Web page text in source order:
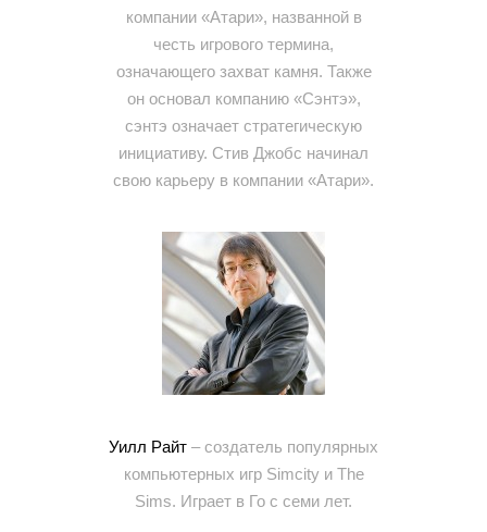
компании «Атари», названной в
честь игрового термина,
означающего захват камня. Также
он основал компанию «Сэнтэ»,
сэнтэ означает стратегическую
инициативу. Стив Джобс начинал
свою карьеру в компании «Атари».
Уилл Райт – создатель популярных
компьютерных игр Simcity и The
Sims. Играет в Го с семи лет.